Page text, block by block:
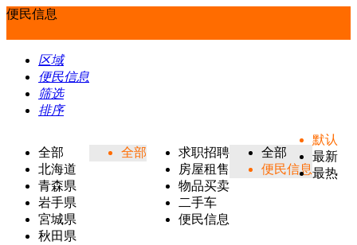
便民信息
区域
便民信息
筛选
排序
全部
北海道
青森県
岩手県
宮城県
秋田県
全部
求职招聘
房屋租售
物品买卖
二手车
便民信息
全部
便民信息
默认
最新
最热